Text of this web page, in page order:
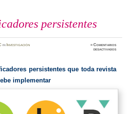
persistentes
in Investigación ≈Comentarios
desactivadosen
persistentes que toda revista
implementar